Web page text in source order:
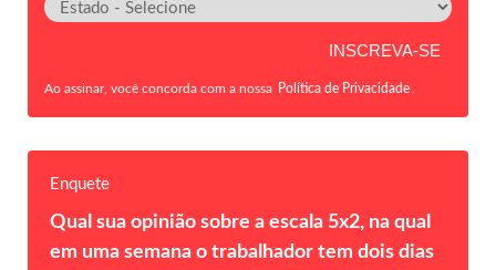
Ao assinar, você concorda com a nossa Política de Privacidade
Enquete
Qual sua opinião sobre a escala 5x2, na qual
em uma semana o trabalhador tem dois dias